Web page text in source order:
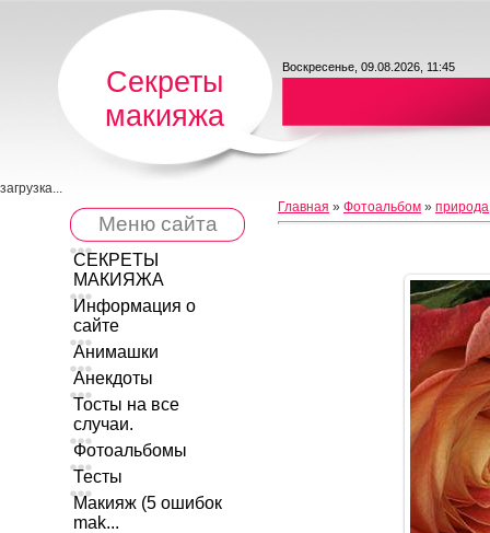
Секреты
макияжа
Воскресенье, 09.08.2026, 11:45
загрузка...
Меню сайта
СЕКРЕТЫ
МАКИЯЖА
Информация о
сайте
Анимашки
Анекдоты
Тосты на все
случаи.
Фотоальбомы
Тесты
Макияж (5 ошибок
mak...
Главная » Фотоальбом » природа